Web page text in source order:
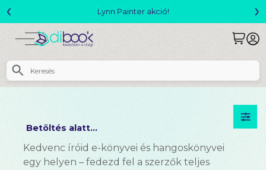
Lynn Painter akció!
‹ ›
Betöltés alatt...
Kedvenc íróid e-könyvei és hangoskönyvei
egy helyen – fedezd fel a szerzők teljes